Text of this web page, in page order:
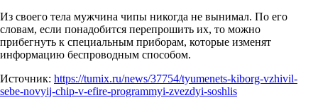
Из своего тела мужчина чипы никогда не вынимал. По его
словам, если понадобится перепрошить их, то можно
прибегнуть к специальным приборам, которые изменят
информацию беспроводным способом.
Источник: https://tumix.ru/news/37754/tyumenets-kiborg-vzhivil-
sebe-novyij-chip-v-efire-programmyi-zvezdyi-soshlis